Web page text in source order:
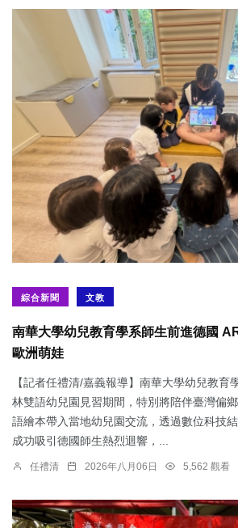
綜合新聞 文教
南華大學幼兒教育學系師生前進德國
歐洲萌娃
【記者任禮清/嘉義報導】南華大學幼兒教育
林雙語幼兒園見習期間，特別將陪伴臺灣偏
語繪本帶入當地幼兒園交流，透過數位科技
成功吸引德國師生熱烈迴響，...
任禮清 2026年八月06日 5,562 觀看